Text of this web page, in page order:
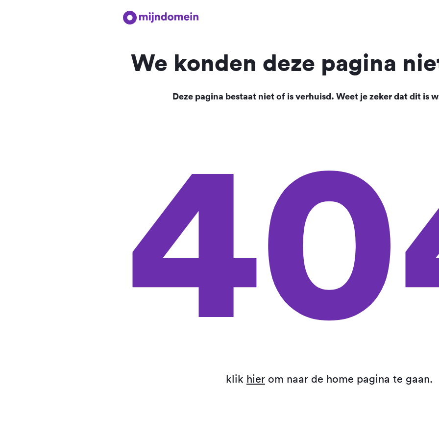
We konden deze pagina
Deze pagina bestaat niet of is verhuisd. Weet je zeker dat dit is
klik hier om naar de home pagina te gaan.